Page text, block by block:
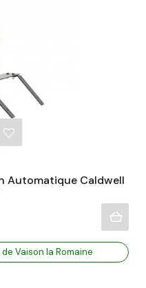
Automatique Caldwell
Vaison la Romaine